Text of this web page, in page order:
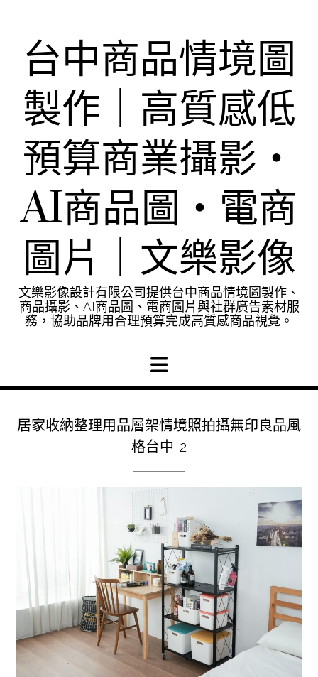
台中商品情境圖
製作｜高質感低
預算商業攝影・
AI商品圖・電商
圖片｜文樂影像
文樂影像設計有限公司提供台中商品情境圖製作、
商品攝影、AI商品圖、電商圖片與社群廣告素材服
務，協助品牌用合理預算完成高質感商品視覺。
居家收納整理用品層架情境照拍攝無印良品風
格台中-2